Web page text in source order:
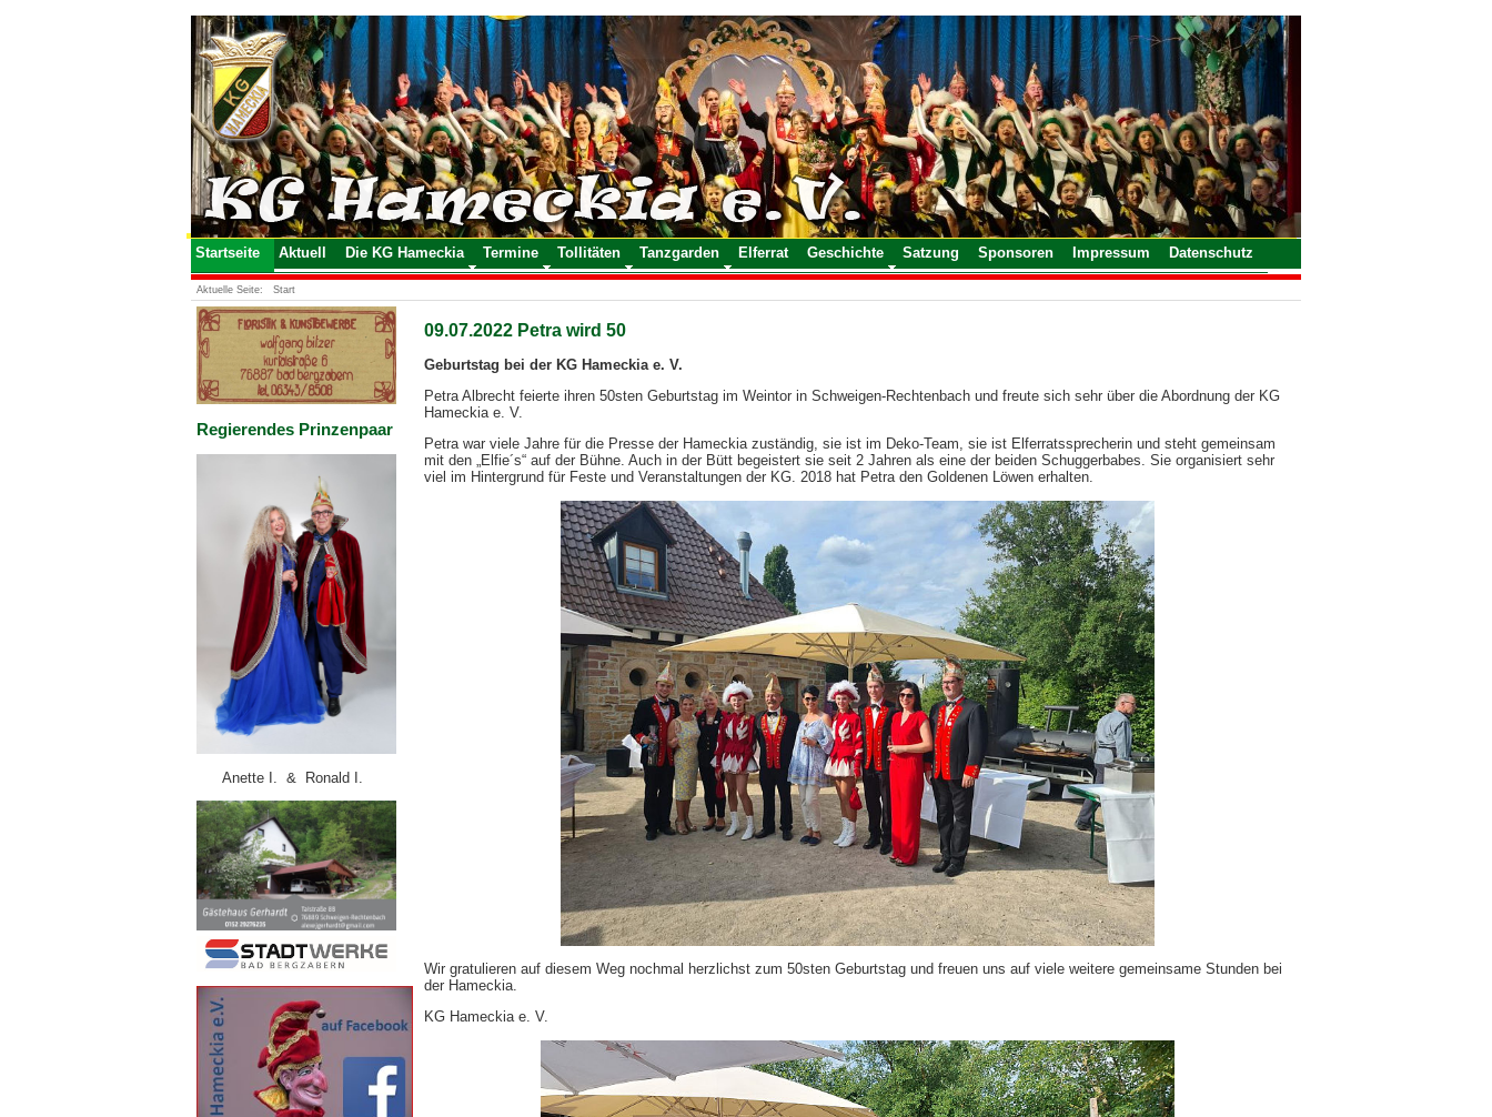
Startseite Aktuell Die KG Hameckia Termine Tollitäten Tanzgarden Elferrat Geschichte Satzung Sponsoren Impressum Datenschutz
Aktuelle Seite: Start
Regierendes Prinzenpaar
Anette I. & Ronald I.
09.07.2022 Petra wird 50
Geburtstag bei der KG Hameckia e. V.
Petra Albrecht feierte ihren 50sten Geburtstag im Weintor in Schweigen-Rechtenbach und freute sich sehr über die Abordnung der KG
Hameckia e. V.
Petra war viele Jahre für die Presse der Hameckia zuständig, sie ist im Deko-Team, sie ist Elferratssprecherin und steht gemeinsam
mit den „Elfie´s“ auf der Bühne. Auch in der Bütt begeistert sie seit 2 Jahren als eine der beiden Schuggerbabes. Sie organisiert sehr
viel im Hintergrund für Feste und Veranstaltungen der KG. 2018 hat Petra den Goldenen Löwen erhalten.
Wir gratulieren auf diesem Weg nochmal herzlichst zum 50sten Geburtstag und freuen uns auf viele weitere gemeinsame Stunden bei
der Hameckia.
KG Hameckia e. V.